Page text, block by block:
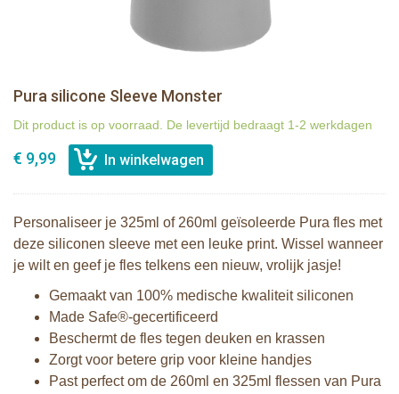
Pura silicone Sleeve Monster
Dit product is op voorraad. De levertijd bedraagt 1-2 werkdagen
€ 9,99
Personaliseer je 325ml of 260ml geïsoleerde Pura fles met
deze siliconen sleeve met een leuke print. Wissel wanneer
je wilt en geef je fles telkens een nieuw, vrolijk jasje!
Gemaakt van 100% medische kwaliteit siliconen
Made Safe®-gecertificeerd
Beschermt de fles tegen deuken en krassen
Zorgt voor betere grip voor kleine handjes
Past perfect om de 260ml en 325ml flessen van Pura